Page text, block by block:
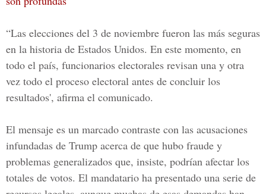
“Las elecciones del 3 de noviembre fueron las más seguras
en la historia de Estados Unidos. En este momento, en
todo el país, funcionarios electorales revisan una y otra
vez todo el proceso electoral antes de concluir los
resultados', afirma el comunicado.
El mensaje es un marcado contraste con las acusaciones
infundadas de Trump acerca de que hubo fraude y
problemas generalizados que, insiste, podrían afectar los
totales de votos. El mandatario ha presentado una serie de